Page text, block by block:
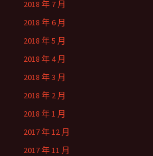
2018 年 7 月
2018 年 6 月
2018 年 5 月
2018 年 4 月
2018 年 3 月
2018 年 2 月
2018 年 1 月
2017 年 12 月
2017 年 11 月